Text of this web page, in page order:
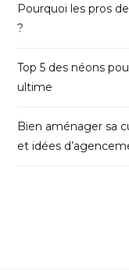
Pourquoi les pros
?
Top 5 des néons
ultime
Bien aménager sa
et idées